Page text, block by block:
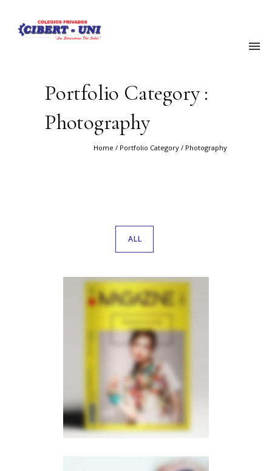
Portfolio Category :
Photography
Home / Portfolio Category / Photography
ALL
Page Builder V6
BROCHURES· MOBILE
PHOTOGRAPHY